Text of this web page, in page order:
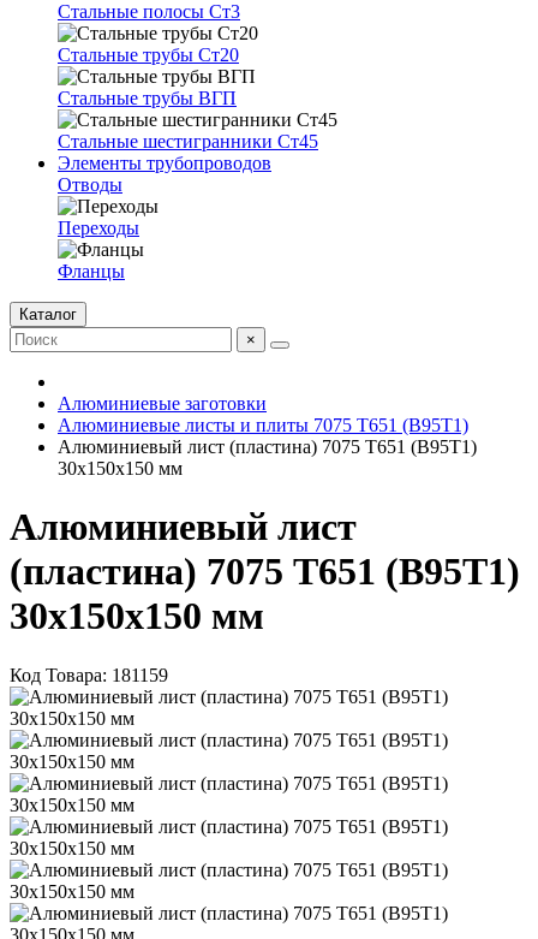
Стальные полосы Ст3
Стальные трубы Ст20
Стальные трубы ВГП
Стальные шестигранники Ст45
Элементы трубопроводов
Отводы
Переходы
Фланцы
Каталог
×
Алюминиевые заготовки
Алюминиевые листы и плиты 7075 Т651 (В95Т1)
Алюминиевый лист (пластина) 7075 Т651 (В95Т1)
30х150х150 мм
Алюминиевый лист
(пластина) 7075 Т651 (В95Т1)
30х150х150 мм
Код Товара: 181159